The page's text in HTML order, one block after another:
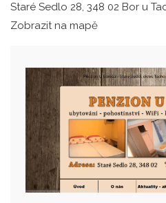
Staré Sedlo 28, 348 02 Bor u
Zobrazit na mapě